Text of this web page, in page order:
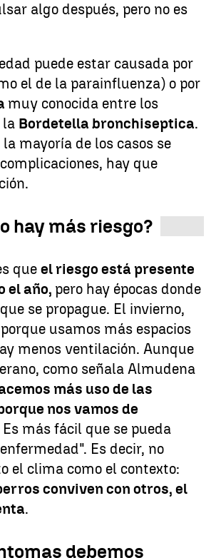
algo después, pero no es
puede estar causada por
el de la parainfluenza) o por
muy conocida entre los
la Bordetella bronchiseptica.
mayoría de los casos se
hay que
hay más riesgo?
que el riesgo está presente
el año, pero hay épocas donde
se propague. El invierno,
usamos más espacios
menos ventilación. Aunque
como señala Almudena
más uso de las
nos vamos de
Es más fácil que se pueda
Es decir, no
el clima como el contexto:
conviven con otros, el
.
debemos